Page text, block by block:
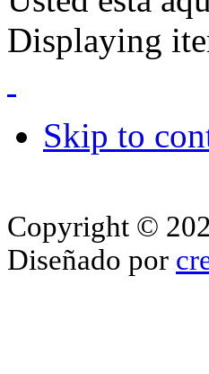
Displaying
Skip to
Copyright ©
Diseñado por